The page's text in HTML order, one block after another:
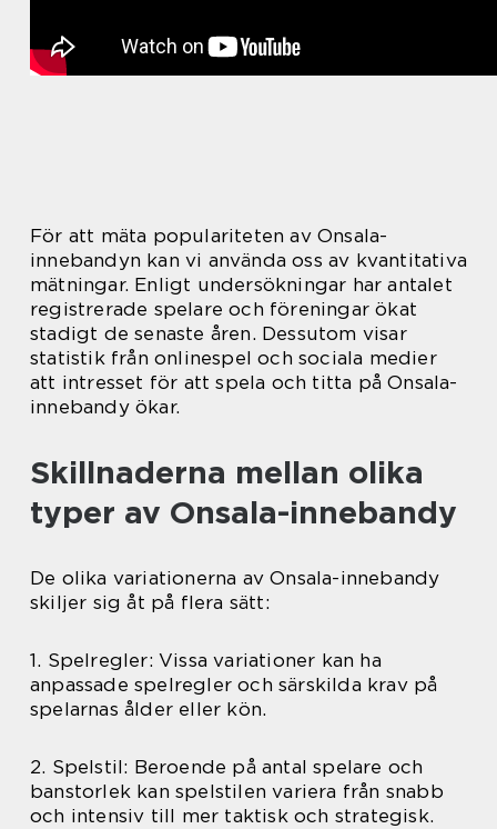
För att mäta populariteten av Onsala-
innebandyn kan vi använda oss av kvantitativa
mätningar. Enligt undersökningar har antalet
registrerade spelare och föreningar ökat
stadigt de senaste åren. Dessutom visar
statistik från onlinespel och sociala medier
att intresset för att spela och titta på Onsala-
innebandy ökar.
Skillnaderna mellan olika
typer av Onsala-innebandy
De olika variationerna av Onsala-innebandy
skiljer sig åt på flera sätt:
1. Spelregler: Vissa variationer kan ha
anpassade spelregler och särskilda krav på
spelarnas ålder eller kön.
2. Spelstil: Beroende på antal spelare och
banstorlek kan spelstilen variera från snabb
och intensiv till mer taktisk och strategisk.